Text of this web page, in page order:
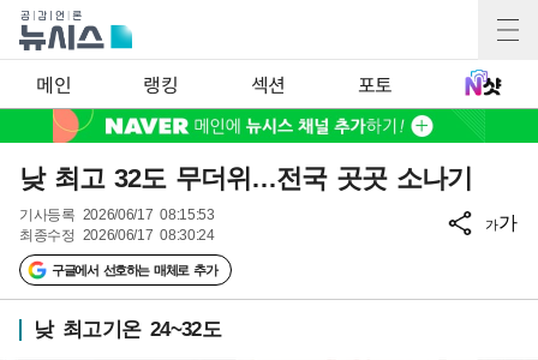
메인 랭킹 섹션 포토
낮 최고 32도 무더위…전국 곳곳 소나기
기사등록 2026/06/17 08:15:53
최종수정 2026/06/17 08:30:24
구글에서 선호하는 매체로 추가
가가
낮 최고기온 24~32도